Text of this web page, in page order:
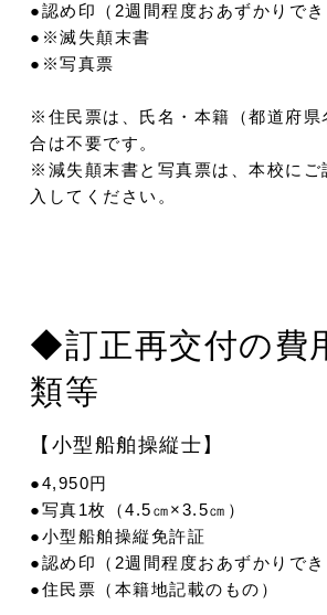
●認め印（2週間程度おあずかりでき
●※滅失顛末書
●※写真票
※住民票は、氏名・本籍（都道府県
合は不要です。
※減失顛末書と写真票は、本校にご
入してください。
◆訂正再交付の費
類等
【小型船舶操縦士】
●4,950円
●写真1枚（4.5㎝×3.5㎝）
●小型船舶操縦免許証
●認め印（2週間程度おあずかりでき
●住民票（本籍地記載のもの）